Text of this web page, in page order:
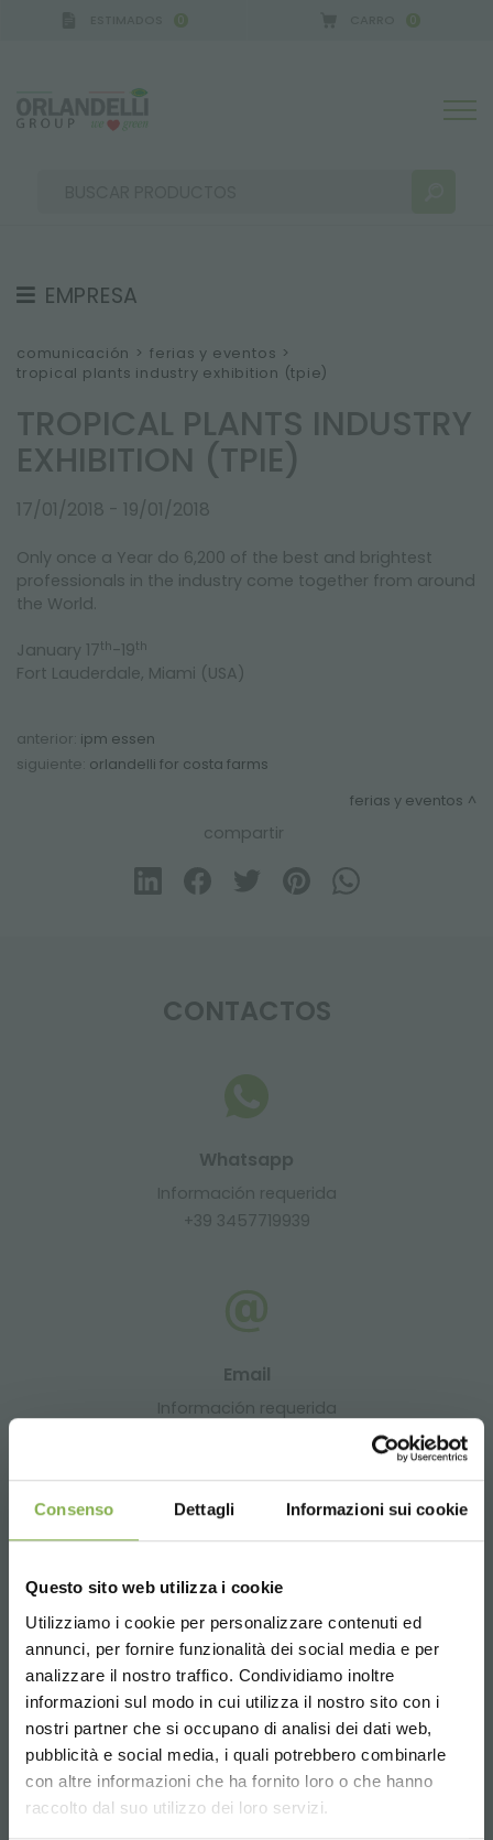
Consenso Dettagli Informazioni sui cookie
Questo sito web utilizza i cookie
Utilizziamo i cookie per personalizzare contenuti ed
annunci, per fornire funzionalità dei social media e per
analizzare il nostro traffico. Condividiamo inoltre
informazioni sul modo in cui utilizza il nostro sito con i
nostri partner che si occupano di analisi dei dati web,
pubblicità e social media, i quali potrebbero combinarle
con altre informazioni che ha fornito loro o che hanno
raccolto dal suo utilizzo dei loro servizi.
0 0
MÁS RESULTADOS PARA USTED:
EMPRESA
SOBRE NOSOTROS
EQUIPO
TRABAJA CON NOSOTROS
SOSTENIBILIDAD
FERIAS Y EVENTOS
comunicación > ferias y eventos >
tropical plants industry exhibition (tpie)
TROPICAL PLANTS INDUSTRY
EXHIBITION (TPIE)
17/01/2018 - 19/01/2018
Only once a Year do 6,200 of the best and brightest
professionals in the industry come together from around
the World.
January 17th-19th
Fort Lauderdale, Miami (USA)
anterior: ipm essen
siguiente: orlandelli for costa farms
ferias y eventos
compartir
Choose the country you are in and your
language for a better browsing experience
CONTACTOS
Whatsapp
Información requerida
+39 3457719939
Email
Información requerida
Teléfono
De lunes a viernes
08:30 - 13:00
14:00 - 18:30
+39 0376 960311
SERVICIOS